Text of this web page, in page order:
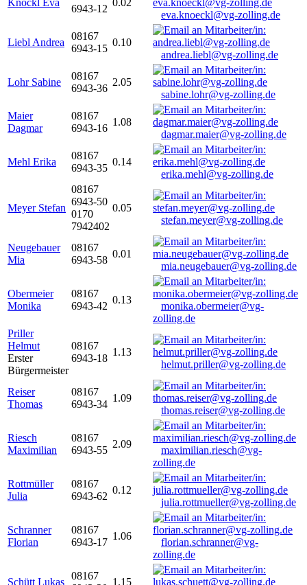
Knöckl Eva
6943-12
0.02
eva.knoeckl@vg-zolling.de
Liebl Andrea
08167
6943-15
0.10
andrea.liebl@vg-zolling.de
Lohr Sabine
08167
6943-36
2.05
sabine.lohr@vg-zolling.de
Maier
Dagmar
08167
6943-16
1.08
dagmar.maier@vg-zolling.de
Mehl Erika
08167
6943-35
0.14
erika.mehl@vg-zolling.de
Meyer Stefan
08167
6943-50
0170
7942402
0.05
stefan.meyer@vg-zolling.de
Neugebauer
Mia
08167
6943-58
0.01
mia.neugebauer@vg-zolling.de
Obermeier
Monika
08167
6943-42
0.13
monika.obermeier@vg-
zolling.de
Priller
Helmut
Erster
Bürgermeister
08167
6943-18
1.13
helmut.priller@vg-zolling.de
Reiser
Thomas
08167
6943-34
1.09
thomas.reiser@vg-zolling.de
Riesch
Maximilian
08167
6943-55
2.09
maximilian.riesch@vg-
zolling.de
Rottmüller
Julia
08167
6943-62
0.12
julia.rottmueller@vg-zolling.de
Schranner
Florian
08167
6943-17
1.06
florian.schranner@vg-
zolling.de
Schütt Lukas
08167
1.15